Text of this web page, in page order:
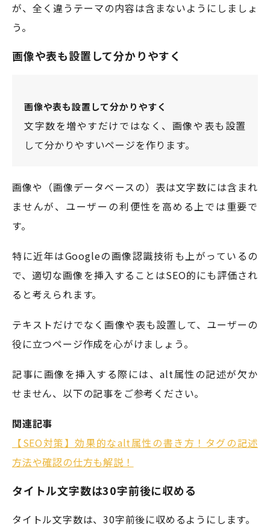
が、全く違うテーマの内容は含まないようにしましょ
う。
画像や表も設置して分かりやすく
画像や表も設置して分かりやすく
文字数を増やすだけではなく、画像や表も設置
して分かりやすいページを作ります。
画像や（画像データベースの）表は文字数には含まれ
ませんが、ユーザーの利便性を高める上では重要で
す。
特に近年はGoogleの画像認識技術も上がっているの
で、適切な画像を挿入することはSEO的にも評価され
ると考えられます。
テキストだけでなく画像や表も設置して、ユーザーの
役に立つページ作成を心がけましょう。
記事に画像を挿入する際には、alt属性の記述が欠か
せません、以下の記事をご参考ください。
関連記事
【SEO対策】効果的なalt属性の書き方！タグの記述
方法や確認の仕方も解説！
タイトル文字数は30字前後に収める
タイトル文字数は、30字前後に収めるようにします。